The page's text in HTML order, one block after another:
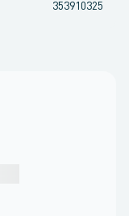
353910325